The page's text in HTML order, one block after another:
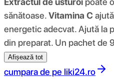
sănătoase.Vitamina C
energetic adecvat. Ajută la
din preparat. Un pachet de
Afișează tot
cumpara de pe liki24.ro